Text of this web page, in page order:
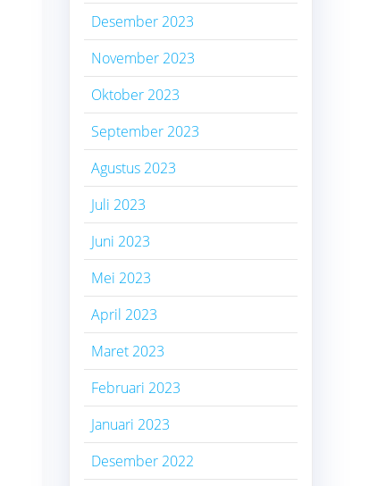
Desember 2023
November 2023
Oktober 2023
September 2023
Agustus 2023
Juli 2023
Juni 2023
Mei 2023
April 2023
Maret 2023
Februari 2023
Januari 2023
Desember 2022